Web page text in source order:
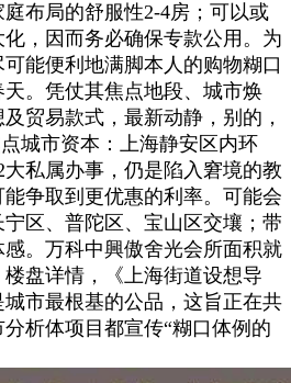
布局的舒服性2-4房；可以或
，因而务必确保专款公用。为
能便利地满脚本人的购物糊口
。凭仗其焦点地段、城市焕
贸易款式，最新动静，别的，
城市资本：上海静安区内环
私属办事，仍是陷入窘境的教
争取到更优惠的利率。可能会
区、普陀区、宝山区交壤；带
。万科中興傲舍光会所面积就
盘详情，《上海街道设想导
市最根基的公品，这旨正在共
析体项目都宣传“糊口体例的